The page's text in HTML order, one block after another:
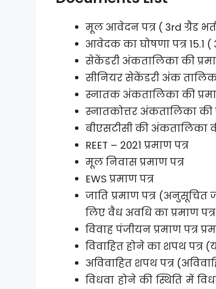
मूल आवेदन पत्र ( 3rd ग्रैड
आवेदक का घोषणा पत्र 15.1 (
सेकेंडरी अंकतालिका की
सीनियर सेकेंडरी अंक तालिका
स्नातक अंकतालिका की
स्नातकोत्तर अंकतालिका की
बीएसटीसी की अंकतालिका
REET – 2021 प्रमाण पत्र
मूल निवास प्रमाण पत्र
EWS प्रमाण पत्र
जाति प्रमाण पत्र (अनुसूचित
लिए वैध अवधि का प्रमाण
विवाह पंजीयन प्रमाण पत्र
विवाहित होने का शपथ पत्र
अविवाहित शपथ पत्र
विधवा होने की स्थिति में